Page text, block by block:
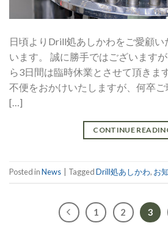
日頃よりDrill処あしかわをご愛顧
います。 誠に勝手ではございます
ら3日間は臨時休業とさせて頂きま
不便をおかけいたしますが、何卒
[…]
CONTINUE
Posted inNews TaggedDrill処あしかわ, お
1 2 3